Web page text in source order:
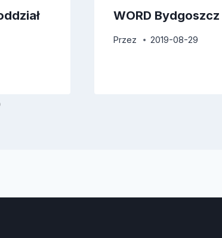
WORD Bydgoszcz
Przez 2019-08-29